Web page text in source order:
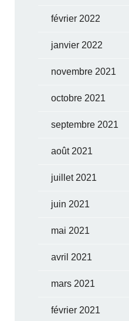
février 2022
janvier 2022
novembre 2021
octobre 2021
septembre 2021
août 2021
juillet 2021
juin 2021
mai 2021
avril 2021
mars 2021
février 2021